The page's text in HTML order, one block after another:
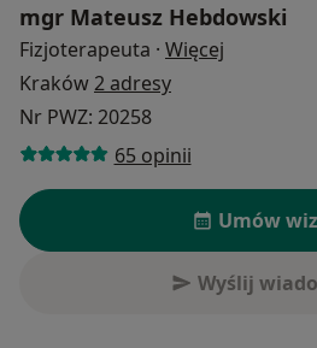
mgr Mateusz Hebdowski
Fizjoterapeuta · Więcej
Kraków2 adresy
Nr PWZ: 20258
65 opinii
Umów
Wyślij